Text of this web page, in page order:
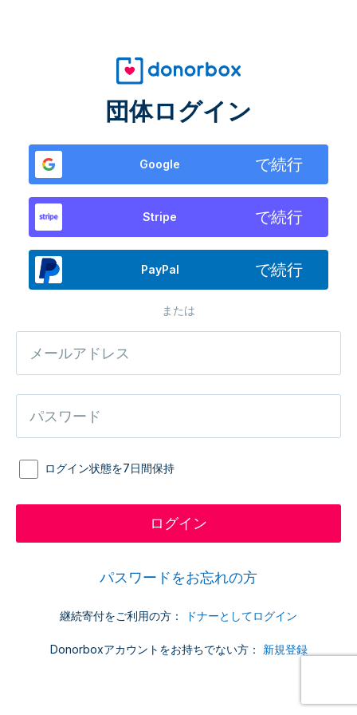
団体ログイン
Google で続行
Stripe で続行
PayPal で続行
または
ログイン状態を7日間保持
パスワードをお忘れの方
継続寄付をご利用の方： ドナーとしてログイン
Donorboxアカウントをお持ちでない方： 新規登録